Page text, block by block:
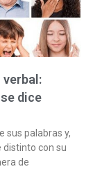
verbal:
dice
sus palabras y,
con su
de